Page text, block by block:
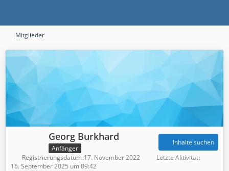
Mitglieder
Georg Burkhard
Anfänger
Inhalte suchen
Registrierungsdatum 17. November 2022
Letzte Aktivität
16. September 2025 um 09:42